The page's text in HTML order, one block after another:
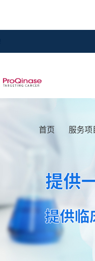
首页 服务项